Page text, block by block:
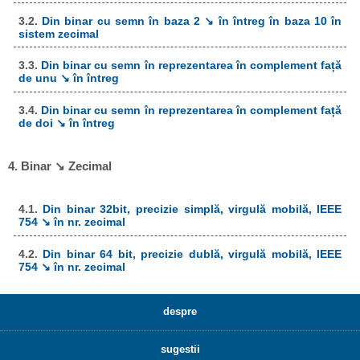
3.2. Din binar cu semn în baza 2 ↘ în întreg în baza 10 în
sistem zecimal
3.3. Din binar cu semn în reprezentarea în complement față
de unu ↘ în întreg
3.4. Din binar cu semn în reprezentarea în complement față
de doi ↘ în întreg
4. Binar ↘ Zecimal
4.1. Din binar 32bit, precizie simplă, virgulă mobilă, IEEE
754 ↘ în nr. zecimal
4.2. Din binar 64 bit, precizie dublă, virgulă mobilă, IEEE
754 ↘ în nr. zecimal
despre
sugestii